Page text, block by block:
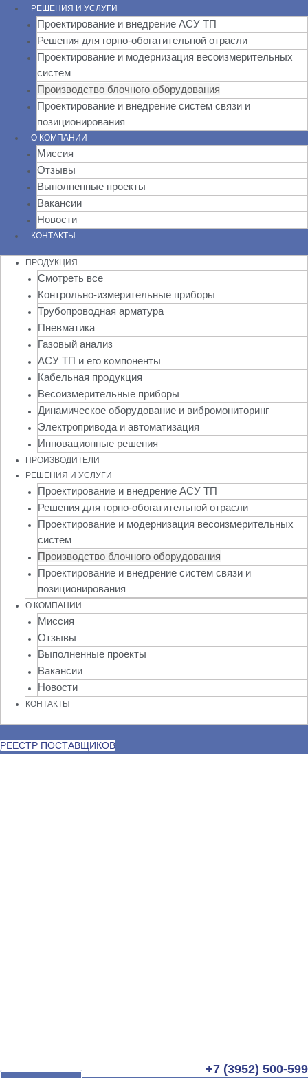
РЕШЕНИЯ И УСЛУГИ
Проектирование и внедрение АСУ ТП
Решения для горно-обогатительной отрасли
Проектирование и модернизация весоизмерительных
систем
Производство блочного оборудования
Проектирование и внедрение систем связи и
позиционирования
О КОМПАНИИ
Миссия
Отзывы
Выполненные проекты
Вакансии
Новости
КОНТАКТЫ
ПРОДУКЦИЯ
Смотреть все
Контрольно-измерительные приборы
Трубопроводная арматура
Пневматика
Газовый анализ
АСУ ТП и его компоненты
Кабельная продукция
Весоизмерительные приборы
Динамическое оборудование и вибромониторинг
Электропривода и автоматизация
Инновационные решения
ПРОИЗВОДИТЕЛИ
РЕШЕНИЯ И УСЛУГИ
Проектирование и внедрение АСУ ТП
Решения для горно-обогатительной отрасли
Проектирование и модернизация весоизмерительных
систем
Производство блочного оборудования
Проектирование и внедрение систем связи и
позиционирования
О КОМПАНИИ
Миссия
Отзывы
Выполненные проекты
Вакансии
Новости
КОНТАКТЫ
РЕЕСТР ПОСТАВЩИКОВ
+7 (3952) 500-599